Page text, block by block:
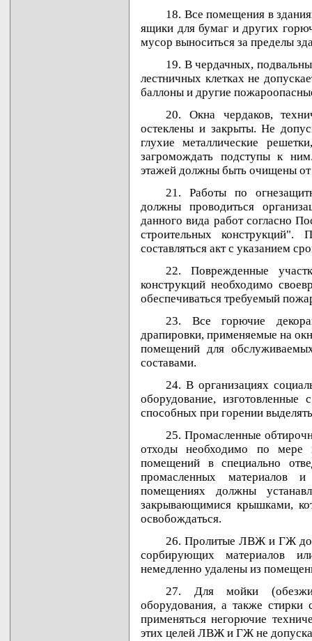
18. Все помещения в
ящики для бумаг и других
мусор выноситься за пределы
19. В чердачных,
лестничных клетках не
баллоны и другие
20. Окна чердаков,
остеклены и закрыты. Не
глухие металлические
загромождать подступы к
этажей должны быть очищены
21. Работы по
должны проводиться
данного вида работ согласно
строительных
составляться акт с указанием
22. Поврежденные
конструкций необходимо
обеспечиваться требуемый
23. Все горючие
драпировки, применяемые на
помещений для
составами.
24. В организациях
оборудование, изготовленные
способных при горении
25. Промасленные
отходы необходимо по мере
помещений в специально
промасленных материалов
помещениях должны
закрывающимися крышками,
освобождаться.
26. Пролитые ЛВЖ и ГЖ
сорбирующих материалов
немедленно удалены из
27. Для мойки
оборудования, а также
применяться негорючие
этих целей ЛВЖ и ГЖ не